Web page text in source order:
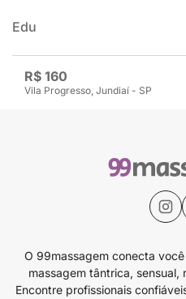
R$ 160
Vila Progresso, Jundiaí - SP
Edu
O 99massagem conecta
massagem tântrica, sensual,
Encontre profissionais